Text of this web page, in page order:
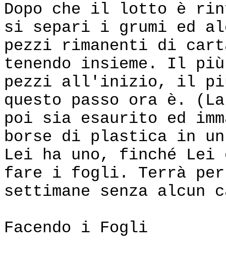
Dopo che il lotto è
si separi i grumi ed
pezzi rimanenti di
tenendo insieme. Il
pezzi all'inizio, il
questo passo ora è.
poi sia esaurito ed
borse di plastica in
Lei ha uno, finché Lei
fare i fogli. Terrà per
settimane senza alcun
Facendo i Fogli